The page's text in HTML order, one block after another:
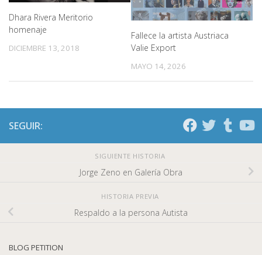
Dhara Rivera Meritorio
homenaje
DICIEMBRE 13, 2018
Fallece la artista Austriaca
Valie Export
MAYO 14, 2026
SEGUIR:
SIGUIENTE HISTORIA
Jorge Zeno en Galería Obra
HISTORIA PREVIA
Respaldo a la persona Autista
BLOG PETITION